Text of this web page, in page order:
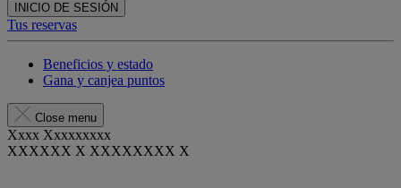
INICIO DE SESIÓN
Tus reservas
Beneficios y estado
Gana y canjea puntos
Close menu
Xxxx Xxxxxxxxx
XXXXXX X XXXXXXXX X